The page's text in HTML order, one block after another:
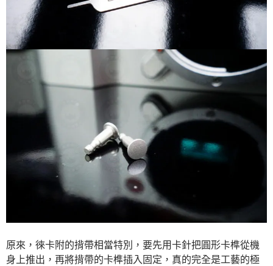
原來，徠卡附的揹帶相當特別，要先用卡針把圓形卡榫從機
身上推出，再將揹帶的卡榫插入固定，真的完全是工藝的極